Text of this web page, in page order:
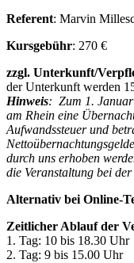
Referent: Marvin
Kursgebühr: 270 €
zzgl. Unterkunft/
der Unterkunft werden
Hinweis: Zum 1. Januar
am Rhein eine
Aufwandssteuer und
durch uns erhoben
die Veranstaltung bei
Alternativ bei Online-
Zeitlicher Ablauf der
1. Tag: 10 bis 18.30 Uhr
2. Tag: 9 bis 15.00 Uhr